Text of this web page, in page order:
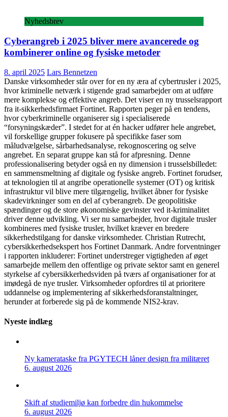
Nyhedsbrev
Cyberangreb i 2025 bliver mere avancerede og
kombinerer online og fysiske metoder
8. april 2025 Lars Bennetzen
Danske virksomheder står over for en ny æra af cybertrusler i 2025,
hvor kriminelle netværk i stigende grad samarbejder om at udføre
mere komplekse og effektive angreb. Det viser en ny trusselsrapport
fra it-sikkerhedsfirmaet Fortinet. Rapporten peger på en tendens,
hvor cyberkriminelle organiserer sig i specialiserede
“forsyningskæder”. I stedet for at én hacker udfører hele angrebet,
vil forskellige grupper fokusere på specifikke faser som
måludvælgelse, sårbarhedsanalyse, rekognoscering og selve
angrebet. En separat gruppe kan stå for afpresning. Denne
professionalisering betyder også en ny dimension i trusselsbilledet:
en sammensmeltning af digitale og fysiske angreb. Fortinet forudser,
at teknologien til at angribe operationelle systemer (OT) og kritisk
infrastruktur vil blive mere tilgængelig, hvilket åbner for fysiske
skadevirkninger som en del af cyberangreb. De geopolitiske
spændinger og de store økonomiske gevinster ved it-kriminalitet
driver denne udvikling. Vi ser nu samarbejder, hvor digitale trusler
kombineres med fysiske trusler, hvilket kræver en bredere
sikkerhedstilgang for danske virksomheder. Christian Rutrecht,
cybersikkerhedsekspert hos Fortinet Danmark. Andre forventninger
i rapporten inkluderer: Fortinet understreger vigtigheden af øget
samarbejde mellem den offentlige og private sektor samt en generel
styrkelse af cybersikkerhedsviden på tværs af organisationer for at
imødegå de nye trusler. Virksomheder opfordres til at prioritere
uddannelse og implementering af sikkerhedsforanstaltninger,
herunder at forberede sig på de kommende NIS2-krav.
Nyeste indlæg
Ny kamerataske fra PGYTECH låner design fra militæret
6. august 2026
Skift af studiemiljø kan forbedre din hukommelse
6. august 2026